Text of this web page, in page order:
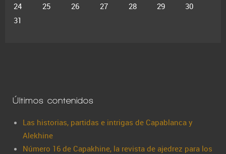
24
25 26 27 28 29
30
31
Últimos contenidos
Las historias, partidas e intrigas de Capablanca y
Alekhine
Número 16 de Capakhine, la revista de ajedrez para los